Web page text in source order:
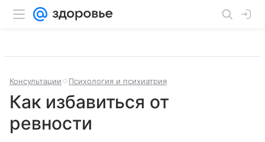
Консультации Психология и психиатрия
Как избавиться от
ревности